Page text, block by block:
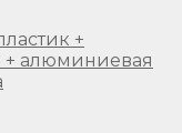
+
+ алюминиевая